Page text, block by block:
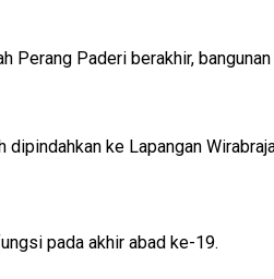
Perang Paderi berakhir,
ke Lapangan
pada akhir abad ke-19.